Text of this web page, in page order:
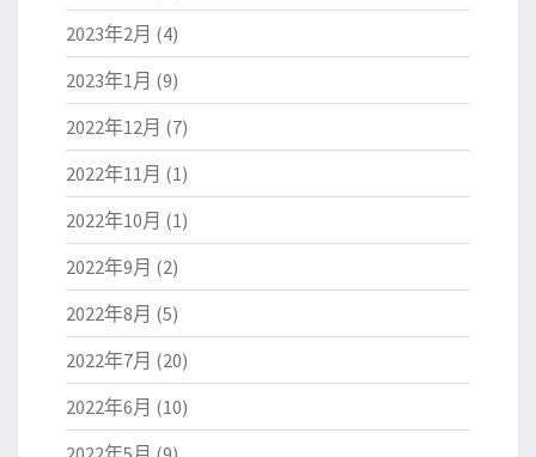
2023年2月 (4)
2023年1月 (9)
2022年12月 (7)
2022年11月 (1)
2022年10月 (1)
2022年9月 (2)
2022年8月 (5)
2022年7月 (20)
2022年6月 (10)